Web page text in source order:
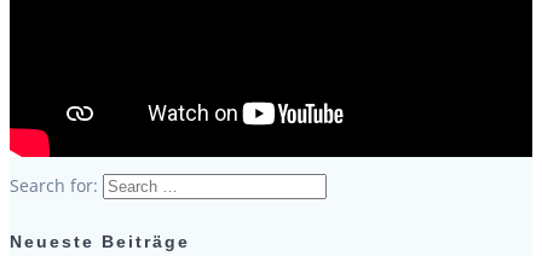
Search for:
Neueste Beiträge